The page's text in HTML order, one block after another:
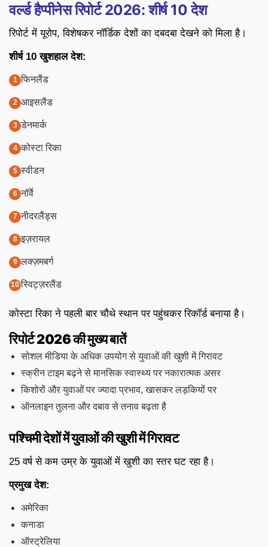
वर्ल्ड हैप्पीनेस रिपोर्ट 2026: शीर्ष 10 देश
रिपोर्ट में यूरोप, विशेषकर नॉर्डिक देशों का दबदबा देखने को मिला है।
शीर्ष 10 खुशहाल देश:
फिनलैंड
आइसलैंड
डेनमार्क
कोस्टा रिका
स्वीडन
नॉर्वे
नीदरलैंड्स
इज़रायल
लक्ज़मबर्ग
स्विट्ज़रलैंड
कोस्टा रिका ने पहली बार चौथे स्थान पर पहुंचकर रिकॉर्ड बनाया है।
रिपोर्ट 2026 की मुख्य बातें
सोशल मीडिया के अधिक उपयोग से युवाओं की खुशी में गिरावट
स्क्रीन टाइम बढ़ने से मानसिक स्वास्थ्य पर नकारात्मक असर
किशोरों और युवाओं पर ज्यादा प्रभाव, खासकर लड़कियों पर
ऑनलाइन तुलना और दबाव से तनाव बढ़ता है
पश्चिमी देशों में युवाओं की खुशी में गिरावट
25 वर्ष से कम उम्र के युवाओं में खुशी का स्तर घट रहा है।
प्रमुख देश:
अमेरिका
कनाडा
ऑस्ट्रेलिया